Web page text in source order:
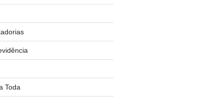
Toda